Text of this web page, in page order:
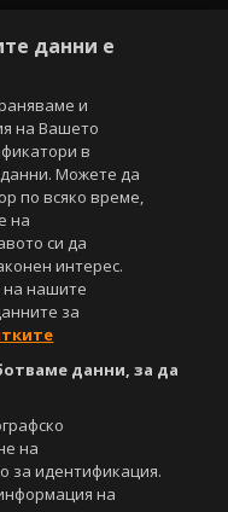
използвани в него, са
и сродните му права.
текстови, графични и
на Агенция
Допуска се
писмено съгласие на
и добавяне на линк към
и видео материали,
Нарушителите ще бъдат
данни е
и
на Вашето
в
Можете да
по всяко време,
на
си да
интерес.
нашите
за
данни, за да
на
за идентификация.
на